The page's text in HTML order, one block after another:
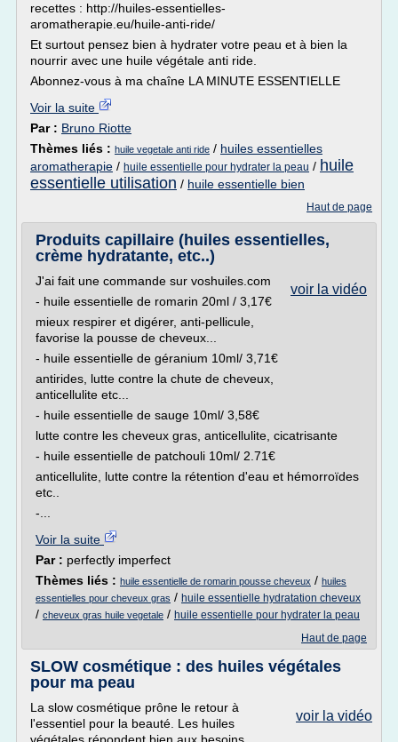
recettes : http://huiles-essentielles-
aromatherapie.eu/huile-anti-ride/
Et surtout pensez bien à hydrater votre peau et à bien la
nourrir avec une huile végétale anti ride.
Abonnez-vous à ma chaîne LA MINUTE ESSENTIELLE
Voir la suite
Par : Bruno Riotte
Thèmes liés : huile vegetale anti ride / huiles essentielles
aromatherapie / huile essentielle pour hydrater la peau / huile
essentielle utilisation / huile essentielle bien
Haut de page
Produits capillaire (huiles essentielles,
crème hydratante, etc..)
voir la vidéo
J'ai fait une commande sur voshuiles.com
- huile essentielle de romarin 20ml / 3,17€
mieux respirer et digérer, anti-pellicule,
favorise la pousse de cheveux...
- huile essentielle de géranium 10ml/ 3,71€
antirides, lutte contre la chute de cheveux,
anticellulite etc...
- huile essentielle de sauge 10ml/ 3,58€
lutte contre les cheveux gras, anticellulite, cicatrisante
- huile essentielle de patchouli 10ml/ 2.71€
anticellulite, lutte contre la rétention d'eau et hémorroïdes
etc..
-...
Voir la suite
Par : perfectly imperfect
Thèmes liés : huile essentielle de romarin pousse cheveux / huiles
essentielles pour cheveux gras / huile essentielle hydratation cheveux
/ cheveux gras huile vegetale / huile essentielle pour hydrater la peau
Haut de page
SLOW cosmétique : des huiles végétales
pour ma peau
voir la vidéo
La slow cosmétique prône le retour à
l'essentiel pour la beauté. Les huiles